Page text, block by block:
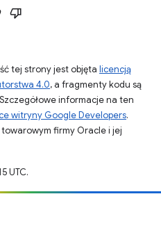
tej strony jest objęta licencją
4.0, a fragmenty kodu są
informacje na ten
witryny Google Developers.
firmy Oracle i jej
UTC.